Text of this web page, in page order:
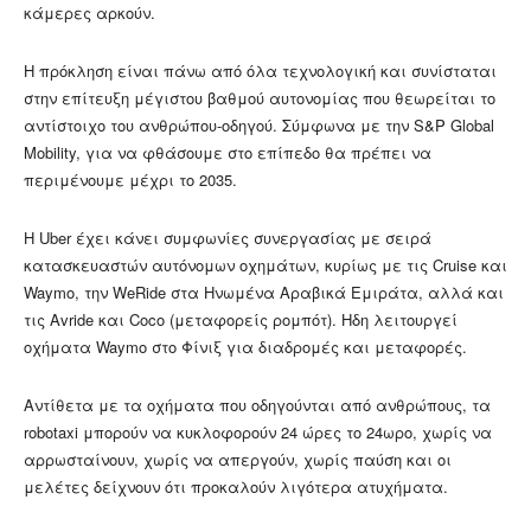
κάμερες αρκούν.
Η πρόκληση είναι πάνω από όλα τεχνολογική και συνίσταται
στην επίτευξη μέγιστου βαθμού αυτονομίας που θεωρείται το
αντίστοιχο του ανθρώπου-οδηγού. Σύμφωνα με την S&P Global
Mobility, για να φθάσουμε στο επίπεδο θα πρέπει να
περιμένουμε μέχρι το 2035.
Η Uber έχει κάνει συμφωνίες συνεργασίας με σειρά
κατασκευαστών αυτόνομων οχημάτων, κυρίως με τις Cruise και
Waymo, την WeRide στα Ηνωμένα Αραβικά Εμιράτα, αλλά και
τις Avride και Coco (μεταφορείς ρομπότ). Ηδη λειτουργεί
οχήματα Waymo στο Φίνιξ για διαδρομές και μεταφορές.
Αντίθετα με τα οχήματα που οδηγούνται από ανθρώπους, τα
robotaxi μπορούν να κυκλοφορούν 24 ώρες το 24ωρο, χωρίς να
αρρωσταίνουν, χωρίς να απεργούν, χωρίς παύση και οι
μελέτες δείχνουν ότι προκαλούν λιγότερα ατυχήματα.